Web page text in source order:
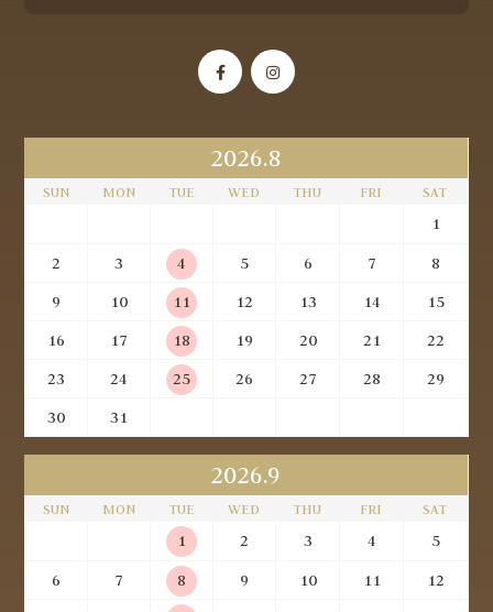
2026.8
SUN MON TUE WED THU FRI SAT
1
2
3 4 5 6 7
8
9
10 11 12 13 14
15
16
17 18 19 20 21
22
23
24 25 26 27 28
29
30
31
2026.9
SUN MON TUE WED THU FRI SAT
1 2 3 4
5
6
7 8 9 10 11
12